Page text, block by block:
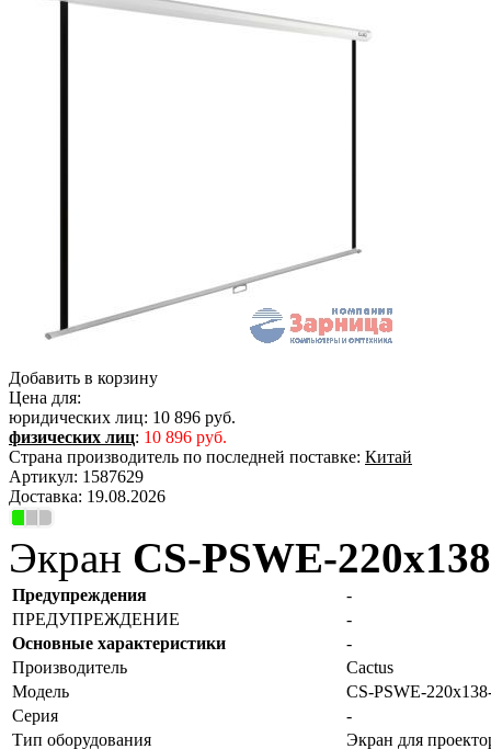
Добавить в корзину
Цена для:
юридических лиц: 10 896 руб.
физических лиц: 10 896 руб.
Страна производитель по последней поставке: Китай
Артикул: 1587629
Доставка: 19.08.2026
Экран CS-PSWE-
Предупреждения
-
ПРЕДУПРЕЖДЕНИЕ
-
Основные характеристики
-
Производитель
Cactus
Модель
CS-PSWE-
Серия
-
Тип оборудования
Экран для